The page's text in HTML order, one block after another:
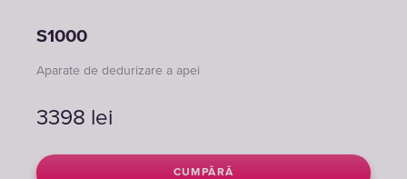
S1000
Aparate de dedurizare a apei
3398 lei
CUMPĂRĂ